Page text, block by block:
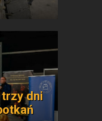
trzy dni